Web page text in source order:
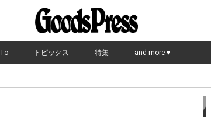
トピックス 特集 and more▼